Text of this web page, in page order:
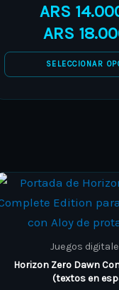
ARS
ARS
SELECCIONAR
The
be
Juegos
Horizon Zero Dawn
(textos en
This
has
The